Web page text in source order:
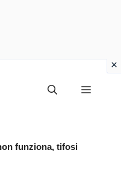
Menu
funziona, tifosi